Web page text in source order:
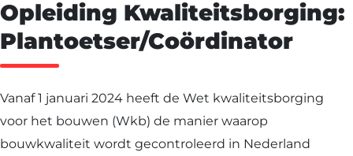
Opleiding Kwaliteitsborging:
Plantoetser/Coördinator
Vanaf 1 januari 2024 heeft de Wet kwaliteitsborging
voor het bouwen (Wkb) de manier waarop
bouwkwaliteit wordt gecontroleerd in Nederland